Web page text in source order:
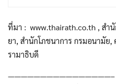
ที่มา : www.thairath.co.th , สำ
ยา, สำนักโภชนาการ กรมอนามั
รามาธิบดี
————————————————–